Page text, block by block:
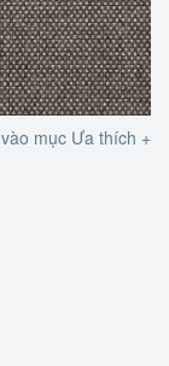
mục Ưa thích +